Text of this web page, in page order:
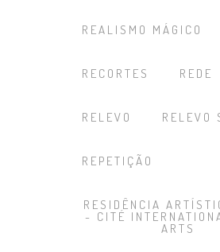
REALISMO MÁGICO
RECORTES REDE
RELEVO RELEVO
REPETIÇÃO
RESIDÊNCIA
- CITÉ
ARTS